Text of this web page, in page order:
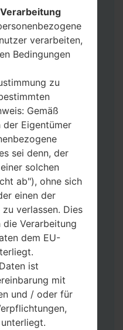
in einem
HOME_CSC_***
Gerät aus und
Modus. Alle
, Lautstärke- und
Leiser-Tasten
das Telefon mit
PC an.
, Lauter- und
Kabel an und
und Bixbi-Tasten
und Lauter-
Telefon an den PC
erkennt Ihr Gerät
wird auf dem
Reset”-Zeit und
verarbeiten,
Bedingungen
zu
Gemäß
der Eigentümer
sei denn, der
solchen
ab"), ohne sich
einen der
verlassen. Dies
Verarbeitung
dem EU-
ist
mit
und / oder für